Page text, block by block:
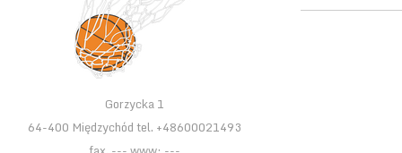
Gorzycka 1
64-400 Międzychód tel. +48600021493